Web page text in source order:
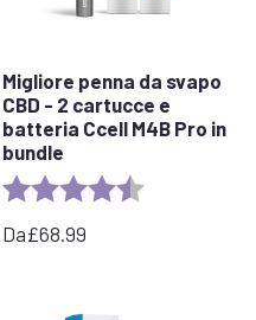
Migliore penna da svapo
CBD - 2 cartucce e
batteria Ccell M4B Pro in
bundle
Valutazione:
Da£68.99